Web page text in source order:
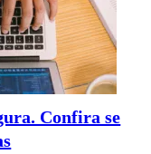
Confira se